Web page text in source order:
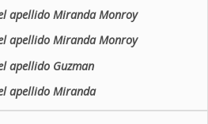
apellido Miranda Monroy
apellido Miranda Monroy
apellido Guzman
apellido Miranda